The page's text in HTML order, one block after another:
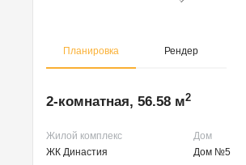
Планировка Рендер
2-комнатная, 56.58 м2
Жилой комплекс Дом
ЖК Династия
Дом №5